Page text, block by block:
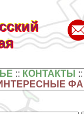
:: КОНТАКТЫ